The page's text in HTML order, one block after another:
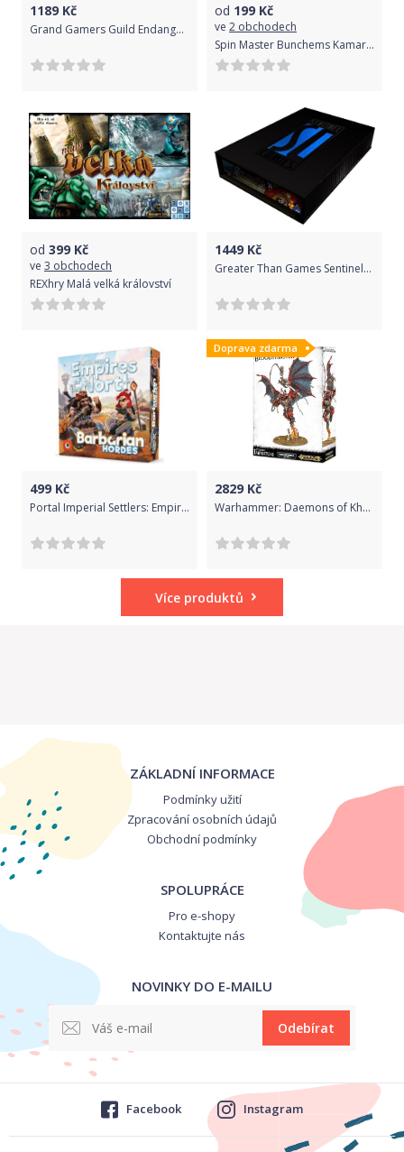
1189 Kč
Grand Gamers Guild Endangered: New Species
od 199 Kč
ve 2 obchodech
Spin Master Bunchems Kamarádi Krokodýl
od 399 Kč
ve 3 obchodech
REXhry Malá velká království
1449 Kč
Greater Than Games Sentinels of the Multiverse: 5th Anniversary Foil Villain Collection
499 Kč
Portal Imperial Settlers: Empires of the North – Barbarian Hordes
Doprava zdarma
2829 Kč
Warhammer: Daemons of Khorne - Bloodthirster
Více produktů
ZÁKLADNÍ INFORMACE
Podmínky užití
Zpracování osobních údajů
Obchodní podmínky
SPOLUPRÁCE
Pro e-shopy
Kontaktujte nás
NOVINKY DO E-MAILU
Odebírat
Facebook Instagram